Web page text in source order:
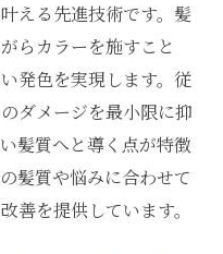
える先進技術です。髪
らカラーを施すこと
発色を実現します。従
ダメージを最小限に抑
髪質へと導く点が特徴
髪質や悩みに合わせて
善を提供しています。